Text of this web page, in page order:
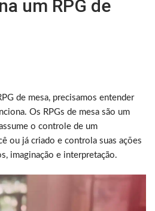
um RPG de
de mesa, precisamos entender
Os RPGs de mesa são um
o controle de um
ou já criado e controla suas ações
imaginação e interpretação.